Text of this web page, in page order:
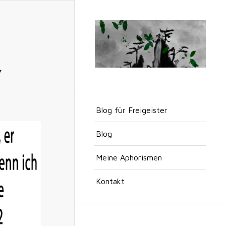
Blog für Freigeister
Blog
Meine Aphorismen
Kontakt